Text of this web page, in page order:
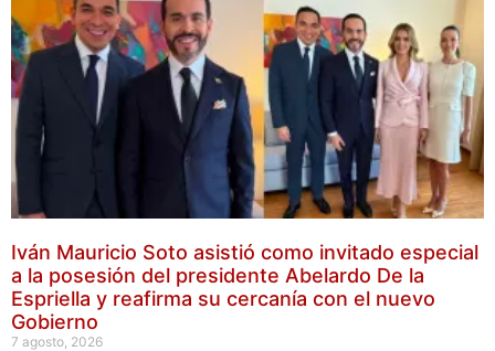
Iván Mauricio Soto asistió como invitado especial
a la posesión del presidente Abelardo De la
Espriella y reafirma su cercanía con el nuevo
Gobierno
7 agosto, 2026